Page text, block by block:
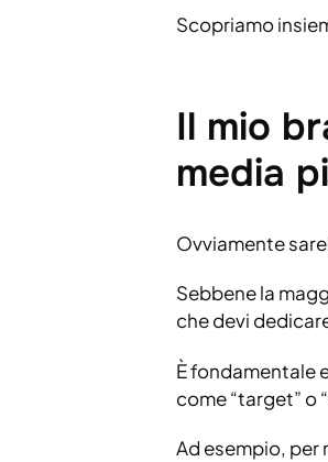
Scopriamo
Il mio
media
Ovviamente
Sebbene la
che devi
È fondamentale
come “target” o “
Ad esempio, per